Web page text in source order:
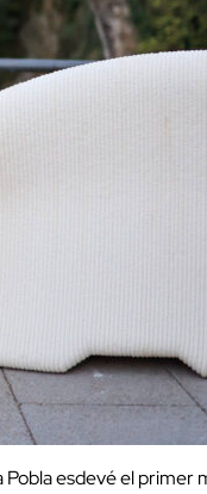
Pobla esdevé el primer